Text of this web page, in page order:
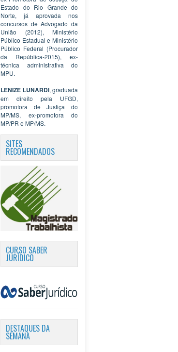
Estado do Rio Grande do
Norte, já aprovada nos
concursos de Advogado da
União (2012), Ministério
Público Estadual e Ministério
Público Federal (Procurador
da República-2015), ex-
técnica administrativa do
MPU.
LENIZE LUNARDI, graduada
em direito pela UFGD,
promotora de Justiça do
MP/MS, ex-promotora do
MP/PR e MP/MS.
SITES
RECOMENDADOS
CURSO SABER
JURÍDICO
DESTAQUES DA
SEMANA